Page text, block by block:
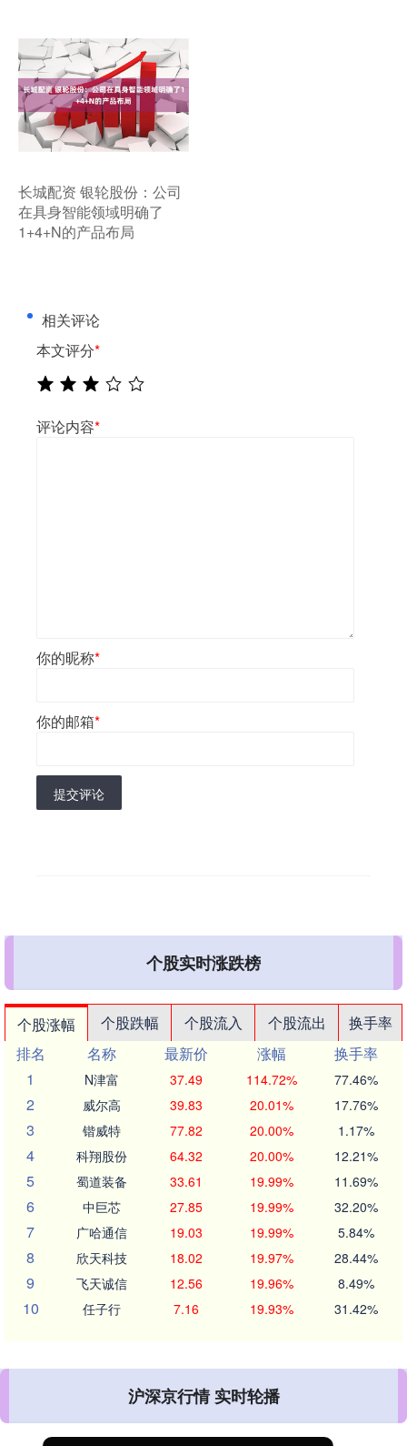
​长城配资 银轮股份：公司
在具身智能领域明确了
1+4+N的产品布局
相关评论
本文评分*
评论内容*
你的昵称*
你的邮箱*
提交评论
个股实时涨跌榜
个股涨幅 个股跌幅 个股流入 个股流出
换手率
排名
名称 最新价 涨幅
换手率
1
N津富 37.49 114.72% 77.46%
2 威尔高 39.83 20.01% 17.76%
3 锴威特 77.82 20.00% 1.17%
4 科翔股份 64.32 20.00% 12.21%
5 蜀道装备 33.61 19.99% 11.69%
6 中巨芯 27.85 19.99% 32.20%
7 广哈通信 19.03 19.99% 5.84%
8 欣天科技 18.02 19.97% 28.44%
9 飞天诚信 12.56 19.96% 8.49%
10 任子行 7.16 19.93% 31.42%
沪深京行情 实时轮播